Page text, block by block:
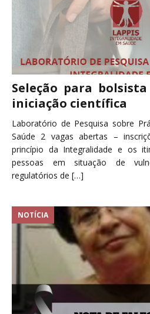
Seleção para
iniciação científica
Laboratório de Pesquisa sobre
Saúde 2 vagas abertas –
princípio da Integralidade e os
pessoas em situação de
regulatórios de […]
NOTÍCIA